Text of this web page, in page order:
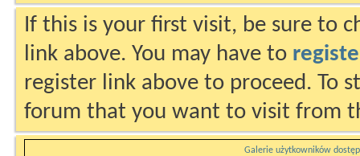
If this is your first visit, be sure to
link above. You may have to
register link above to proceed. To
forum that you want to visit from
Galerie użytkowników